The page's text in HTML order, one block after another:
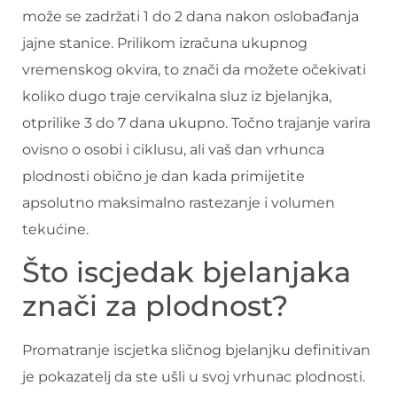
može se zadržati 1 do 2 dana nakon oslobađanja
jajne stanice. Prilikom izračuna ukupnog
vremenskog okvira, to znači da možete očekivati ​​
koliko dugo traje cervikalna sluz iz bjelanjka,
otprilike 3 do 7 dana ukupno. Točno trajanje varira
ovisno o osobi i ciklusu, ali vaš dan vrhunca
plodnosti obično je dan kada primijetite
apsolutno maksimalno rastezanje i volumen
tekućine.
Što iscjedak bjelanjaka
znači za plodnost?
Promatranje iscjetka sličnog bjelanjku definitivan
je pokazatelj da ste ušli u svoj vrhunac plodnosti.